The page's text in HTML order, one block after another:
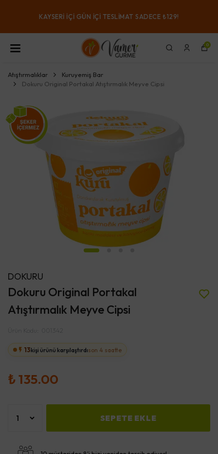
KAYSERI IÇI GÜN IÇI TESLIMAT SADECE ₺129!
0
Atıştırmalıklar
Kuruyemiş Bar
Dokuru Original Portakal Atıştırmalık Meyve Cipsi
DOKURU
Dokuru Original Portakal
Atıştırmalık Meyve Cipsi
Ürün Kodu : 001342
13kişi ürünü karşılaştırdıson 4 saatte
₺ 135.00
SEPETE EKLE